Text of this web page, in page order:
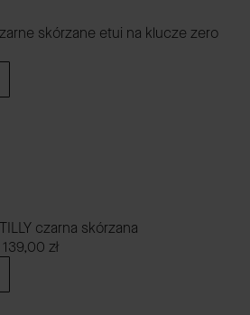
skórzane etui na klucze zero
czarna skórzana
139,00 zł